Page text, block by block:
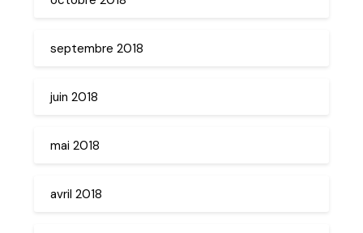
septembre 2018
juin 2018
mai 2018
avril 2018